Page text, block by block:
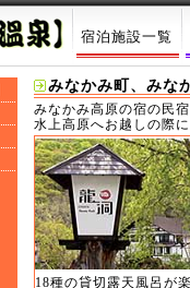
宿泊施設一覧
みなかみ町、みな
みなかみ高原の宿の民
水上高原へお越しの際
18種の貸切露天風呂が